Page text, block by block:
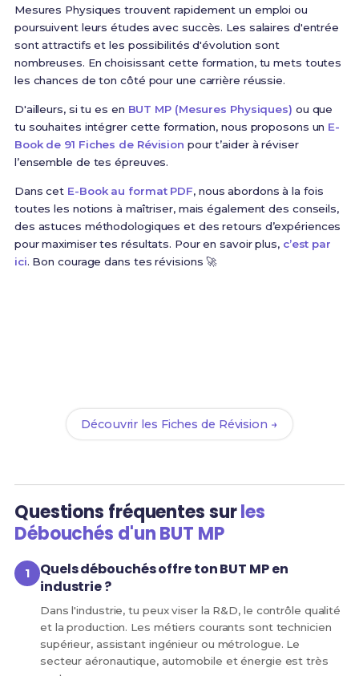
Mesures Physiques trouvent rapidement un emploi ou
poursuivent leurs études avec succès. Les salaires d'entrée
sont attractifs et les possibilités d'évolution sont
nombreuses. En choisissant cette formation, tu mets toutes
les chances de ton côté pour une carrière réussie.
D'ailleurs, si tu es en BUT MP (Mesures Physiques) ou que
tu souhaites intégrer cette formation, nous proposons un E-
Book de 91 Fiches de Révision pour t’aider à réviser
l’ensemble de tes épreuves.
Dans cet E-Book au format PDF, nous abordons à la fois
toutes les notions à maîtriser, mais également des conseils,
des astuces méthodologiques et des retours d’expériences
pour maximiser tes résultats. Pour en savoir plus, c’est par
ici. Bon courage dans tes révisions 🚀
Découvrir les Fiches de Révision →
Questions fréquentes surles
Débouchés d'un BUT MP
Quels débouchés offre ton BUT MP en
industrie ?
Dans l'industrie, tu peux viser la R&D, le contrôle qualité
et la production. Les métiers courants sont technicien
supérieur, assistant ingénieur ou métrologue. Le
secteur aéronautique, automobile et énergie est très